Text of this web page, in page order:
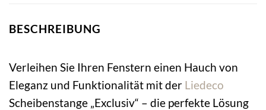
BESCHREIBUNG
Verleihen Sie Ihren Fenstern einen Hauch von
Eleganz und Funktionalität mit der Liedeco
Scheibenstange „Exclusiv“ – die perfekte Lösung